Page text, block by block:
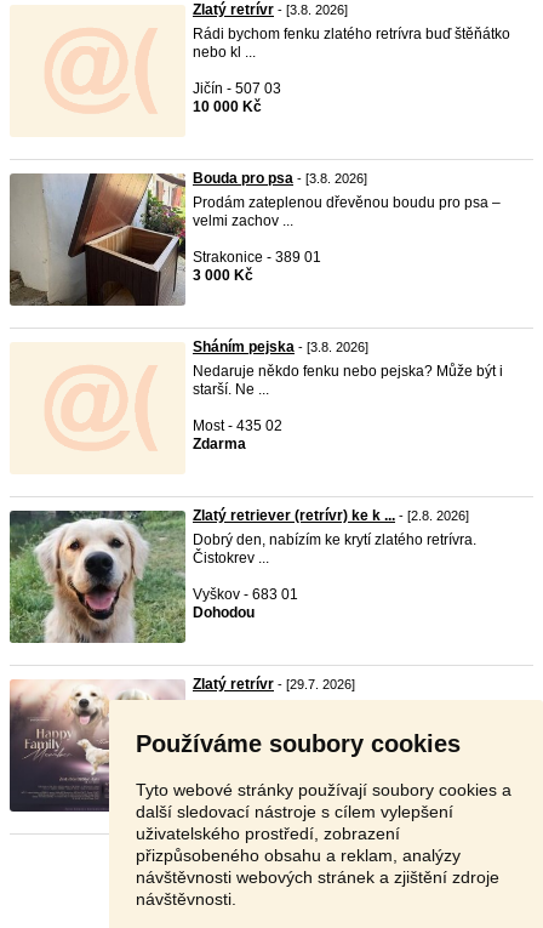
Používáme soubory cookies
Tyto webové stránky používají soubory cookies a
další sledovací nástroje s cílem vylepšení
uživatelského prostředí, zobrazení
přizpůsobeného obsahu a reklam, analýzy
návštěvnosti webových stránek a zjištění zdroje
návštěvnosti.
Zlatý retrívr - [3.8. 2026]
Rádi bychom fenku zlatého retrívra buď štěňátko
nebo kl ...
Jičín - 507 03
10 000 Kč
Bouda pro psa - [3.8. 2026]
Prodám zateplenou dřevěnou boudu pro psa –
velmi zachov ...
Strakonice - 389 01
3 000 Kč
Sháním pejska - [3.8. 2026]
Nedaruje někdo fenku nebo pejska? Může být i
starší. Ne ...
Most - 435 02
Zdarma
Zlatý retriever (retrívr) ke k ... - [2.8. 2026]
Dobrý den, nabízím ke krytí zlatého retrívra.
Čistokrev ...
Vyškov - 683 01
Dohodou
Zlatý retrívr - [29.7. 2026]
38 000 Kč
Stránka: 1 2 3 Další